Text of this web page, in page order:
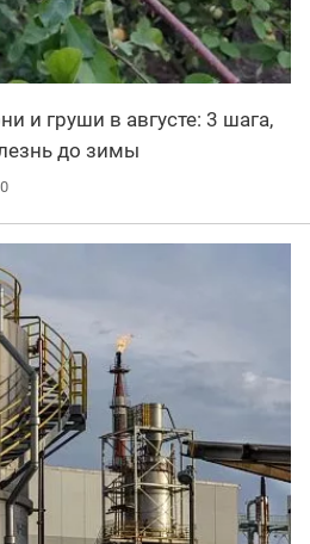
и груши в августе: 3 шага,
до зимы